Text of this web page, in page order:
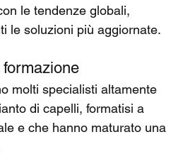
le tendenze globali,
le soluzioni più aggiornate.
molti specialisti altamente
di capelli, formatisi a
e che hanno maturato una